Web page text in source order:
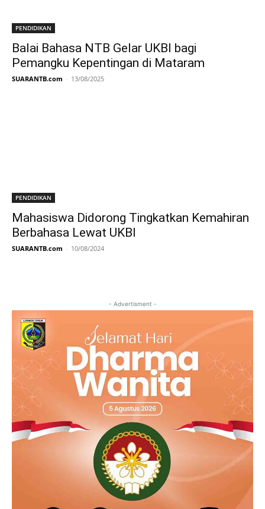
PENDIDIKAN
Balai Bahasa NTB Gelar UKBI bagi
Pemangku Kepentingan di Mataram
SUARANTB.com - 13/08/2025
PENDIDIKAN
Mahasiswa Didorong Tingkatkan Kemahiran
Berbahasa Lewat UKBI
SUARANTB.com - 10/08/2024
- Advertisment -